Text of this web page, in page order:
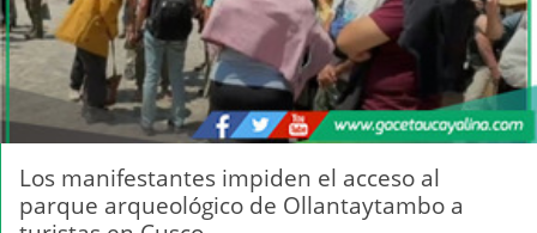
Los manifestantes impiden el acceso al
parque arqueológico de Ollantaytambo a